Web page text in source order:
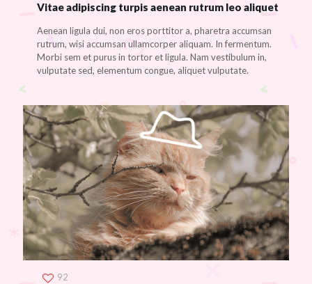
Vitae adipiscing turpis aenean rutrum leo aliquet
Aenean ligula dui, non eros porttitor a, pharetra accumsan
rutrum, wisi accumsan ullamcorper aliquam. In fermentum.
Morbi sem et purus in tortor et ligula. Nam vestibulum in,
vulputate sed, elementum congue, aliquet vulputate.
92